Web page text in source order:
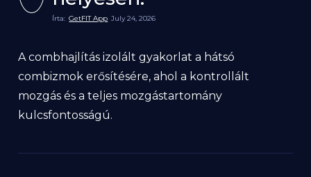
Írta: GetFIT App July 24, 2026
A combhajlítás izolált gyakorlat a hátsó
combizmok erősítésére, ahol a kontrollált
mozgás és a teljes mozgástartomány
kulcsfontosságú.